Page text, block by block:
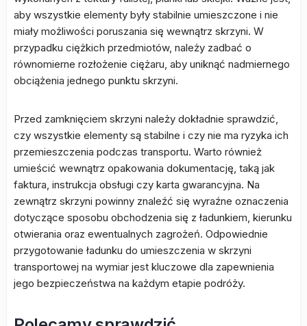
aby wszystkie elementy były stabilnie umieszczone i nie
miały możliwości poruszania się wewnątrz skrzyni. W
przypadku ciężkich przedmiotów, należy zadbać o
równomierne rozłożenie ciężaru, aby uniknąć nadmiernego
obciążenia jednego punktu skrzyni.
Przed zamknięciem skrzyni należy dokładnie sprawdzić,
czy wszystkie elementy są stabilne i czy nie ma ryzyka ich
przemieszczenia podczas transportu. Warto również
umieścić wewnątrz opakowania dokumentację, taką jak
faktura, instrukcja obsługi czy karta gwarancyjna. Na
zewnątrz skrzyni powinny znaleźć się wyraźne oznaczenia
dotyczące sposobu obchodzenia się z ładunkiem, kierunku
otwierania oraz ewentualnych zagrożeń. Odpowiednie
przygotowanie ładunku do umieszczenia w skrzyni
transportowej na wymiar jest kluczowe dla zapewnienia
jego bezpieczeństwa na każdym etapie podróży.